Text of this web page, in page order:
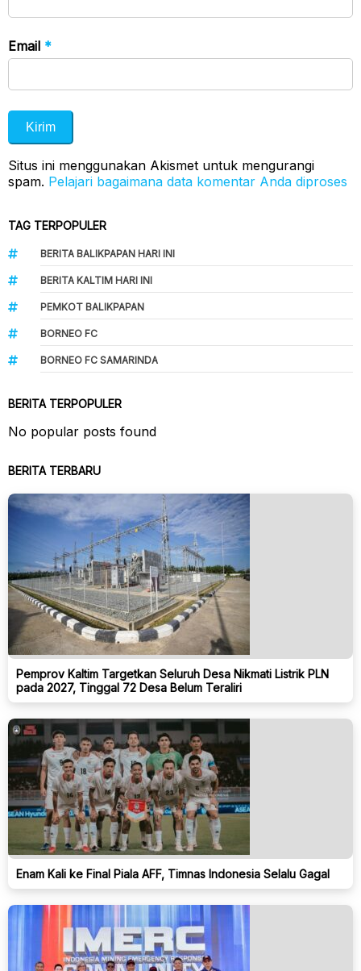
Email *
Situs ini menggunakan Akismet untuk mengurangi
spam. Pelajari bagaimana data komentar Anda diproses
TAG TERPOPULER
BERITA BALIKPAPAN HARI INI
BERITA KALTIM HARI INI
PEMKOT BALIKPAPAN
BORNEO FC
BORNEO FC SAMARINDA
BERITA TERPOPULER
No popular posts found
BERITA TERBARU
Pemprov Kaltim Targetkan Seluruh Desa Nikmati Listrik PLN
pada 2027, Tinggal 72 Desa Belum Teraliri
Enam Kali ke Final Piala AFF, Timnas Indonesia Selalu Gagal